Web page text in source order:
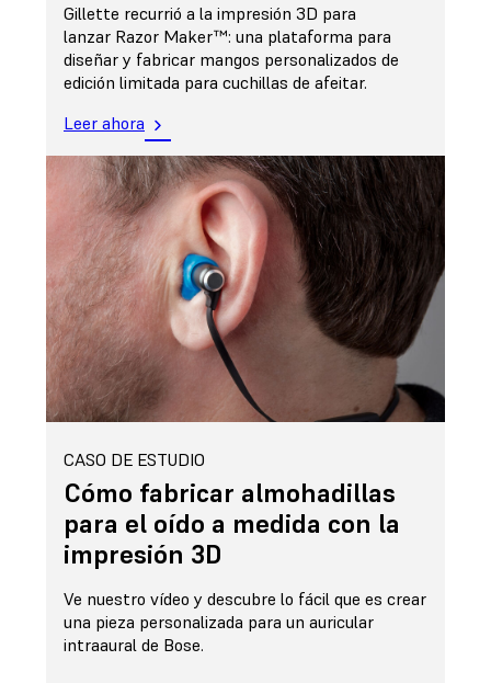
Gillette recurrió a la impresión 3D para
lanzar Razor Maker™: una plataforma para
diseñar y fabricar mangos personalizados de
edición limitada para cuchillas de afeitar.
Leer ahora
CASO DE ESTUDIO
Cómo fabricar almohadillas
para el oído a medida con la
impresión 3D
Ve nuestro vídeo y descubre lo fácil que es crear
una pieza personalizada para un auricular
intraaural de Bose.